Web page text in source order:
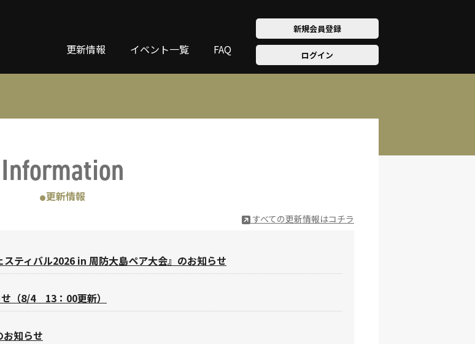
更新情報 イベント一覧 FAQ
新規会員登録
ログイン
Information
●更新情報
すべての更新情報はコチラ
ティバル2026 in 周防大島ペア大会』のお知らせ
（8/4 13：00更新）
お知らせ